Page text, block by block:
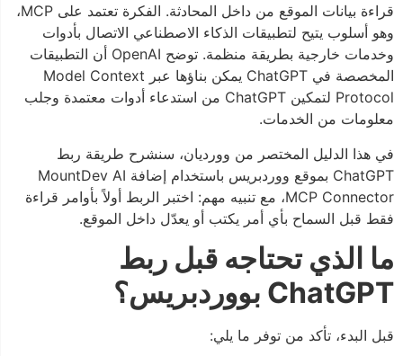
قراءة بيانات الموقع من داخل المحادثة. الفكرة تعتمد على MCP،
وهو أسلوب يتيح لتطبيقات الذكاء الاصطناعي الاتصال بأدوات
وخدمات خارجية بطريقة منظمة. توضح OpenAI أن التطبيقات
المخصصة في ChatGPT يمكن بناؤها عبر Model Context
Protocol لتمكين ChatGPT من استدعاء أدوات معتمدة وجلب
معلومات من الخدمات.
في هذا الدليل المختصر من وورديان، سنشرح طريقة ربط
ChatGPT بموقع ووردبريس باستخدام إضافة MountDev AI
MCP Connector، مع تنبيه مهم: اختبر الربط أولاً بأوامر قراءة
فقط قبل السماح بأي أمر يكتب أو يعدّل داخل الموقع.
ما الذي تحتاجه قبل ربط
ChatGPT بووردبريس؟
قبل البدء، تأكد من توفر ما يلي: